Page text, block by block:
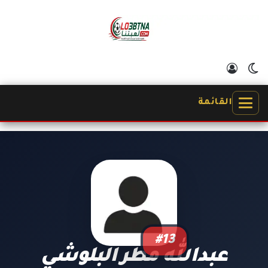
الوضع المظلم
القائمة
#13
عبدالله مطر البلوشي